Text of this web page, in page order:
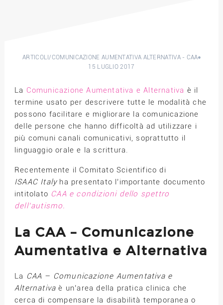
ARTICOLI/COMUNICAZIONE AUMENTATIVA ALTERNATIVA - CAA
15 LUGLIO 2017
La Comunicazione Aumentativa e Alternativa è il
termine usato per descrivere tutte le modalità che
possono facilitare e migliorare la comunicazione
delle persone che hanno difficoltà ad utilizzare i
più comuni canali comunicativi, soprattutto il
linguaggio orale e la scrittura.
Recentemente il Comitato Scientifico di
ISAACItalyha presentato l’importante documento
intitolato CAA e condizioni dello spettro
dell’autismo.
La CAA – Comunicazione
Aumentativa e Alternativa
La CAA – Comunicazione Aumentativa e
Alternativa è un’area della pratica clinica che
cerca di compensare la disabilità temporanea o